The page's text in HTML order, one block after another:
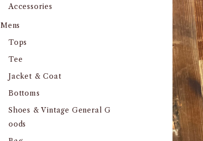
Accessories
Mens
Tops
Tee
Jacket & Coat
Bottoms
Shoes & Vintage General G
oods